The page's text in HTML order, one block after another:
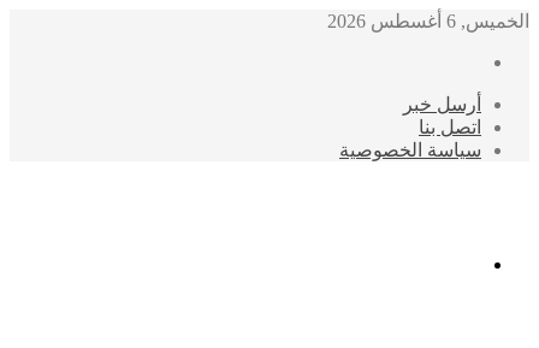
الخميس, 6 أغسطس 2026
أرسل خبر
اتصل بنا
سياسة الخصوصية